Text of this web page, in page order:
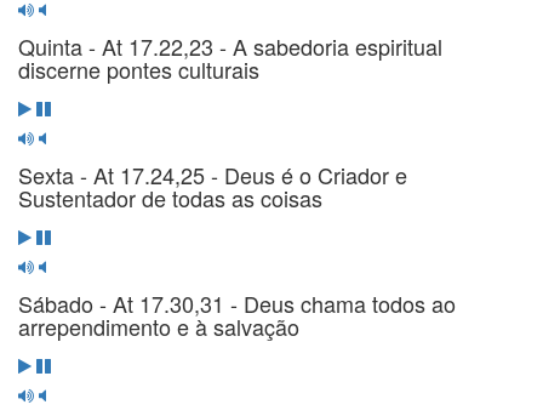
Quinta - At 17.22,23 - A sabedoria espiritual
discerne pontes culturais
Sexta - At 17.24,25 - Deus é o Criador e
Sustentador de todas as coisas
Sábado - At 17.30,31 - Deus chama todos ao
arrependimento e à salvação